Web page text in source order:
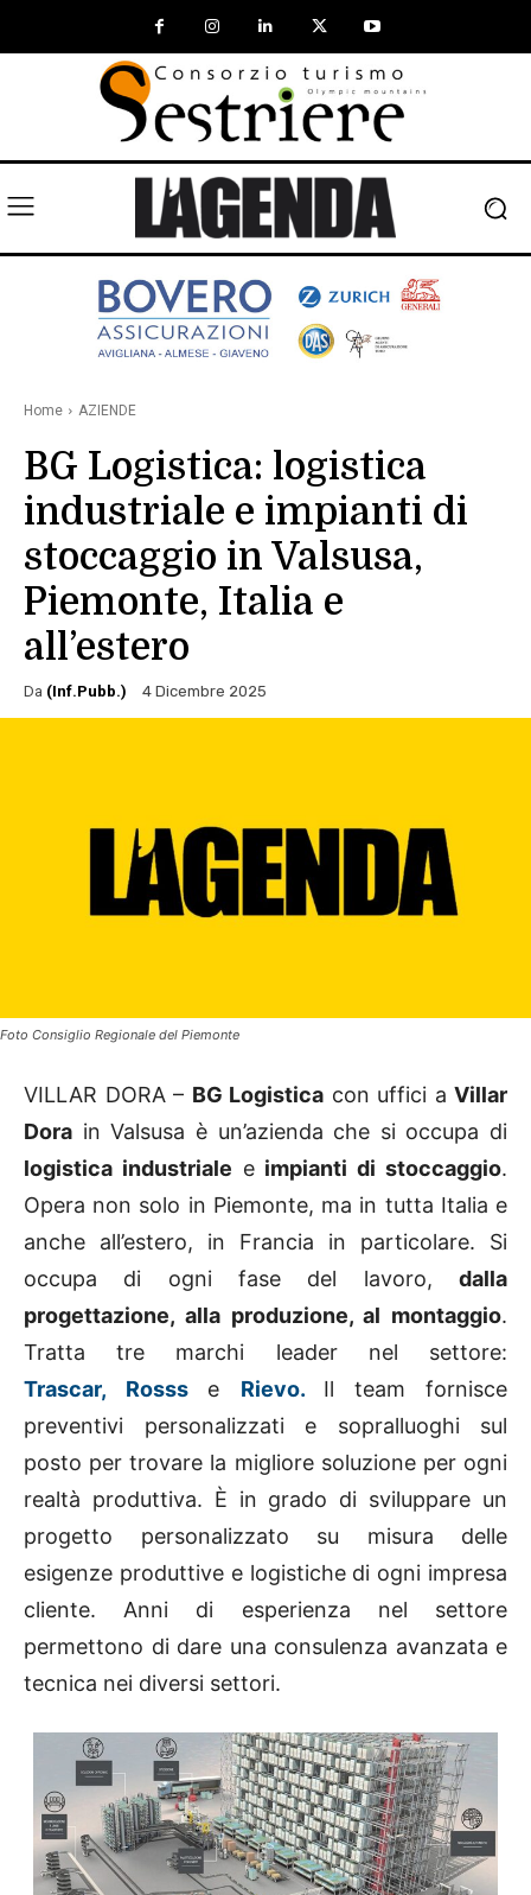
Home AZIENDE
BG Logistica: logistica
industriale e impianti di
stoccaggio in Valsusa,
Piemonte, Italia e
all’estero
Da (Inf.Pubb.) 4 Dicembre 2025
Foto Consiglio Regionale del Piemonte
VILLAR DORA – BG Logistica con uffici a Villar
Dora in Valsusa è un’azienda che si occupa di
logistica industriale e impianti di stoccaggio.
Opera non solo in Piemonte, ma in tutta Italia e
anche all’estero, in Francia in particolare. Si
occupa di ogni fase del lavoro, dalla
progettazione, alla produzione, al montaggio.
Tratta tre marchi leader nel settore:
Trascar, Rosss e Rievo. Il team fornisce
preventivi personalizzati e sopralluoghi sul
posto per trovare la migliore soluzione per ogni
realtà produttiva. È in grado di sviluppare un
progetto personalizzato su misura delle
esigenze produttive e logistiche di ogni impresa
cliente. Anni di esperienza nel settore
permettono di dare una consulenza avanzata e
tecnica nei diversi settori.